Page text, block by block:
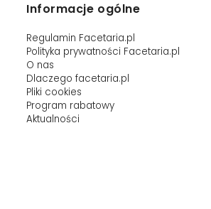
Informacje ogólne
Regulamin Facetaria.pl
Polityka prywatności Facetaria.pl
O nas
Dlaczego facetaria.pl
Pliki cookies
Program rabatowy
Aktualności